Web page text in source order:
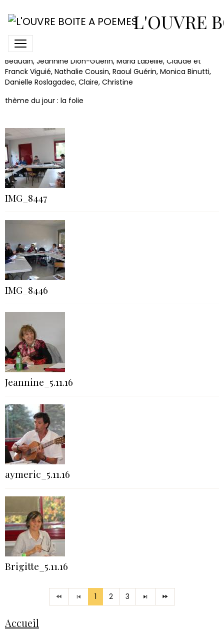
L'OUVRE
Coin des poètes nov. 2016
Etaient présents à ce Coin des poètes du 5 novembre 2016 :
Christine Roucaute, Hélène Buscail, Georgette Urwicz, Brigitte
Beaudin, Jeannine Dion-Guérin, Maria Labeille, Claude et
Franck Viguié, Nathalie Cousin, Raoul Guérin, Monica Binutti,
Danielle Roslagadec, Claire, Christine
thème du jour : la folie
IMG_8447
IMG_8446
Jeannine_5.11.16
aymeric_5.11.16
Brigitte_5.11.16
1 2 3
Accueil